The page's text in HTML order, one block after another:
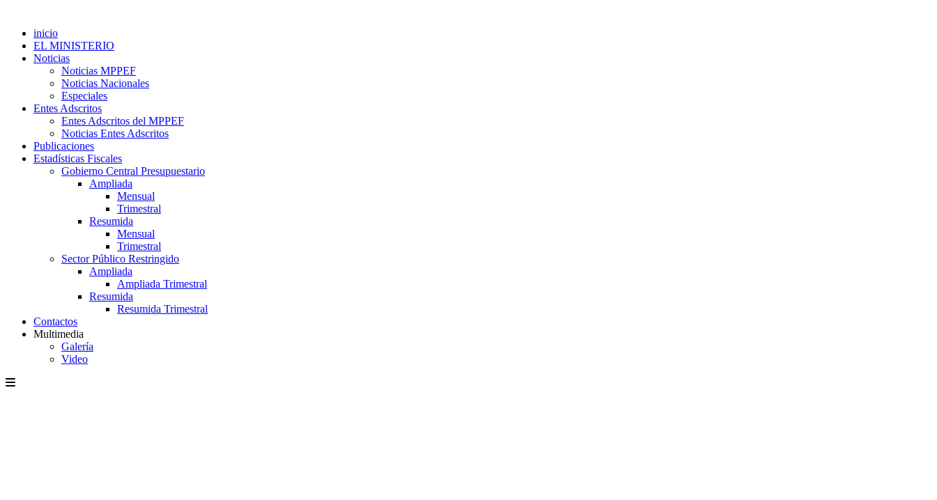
inicio
EL MINISTERIO
Noticias
Noticias MPPEF
Noticias Nacionales
Especiales
Entes Adscritos
Entes Adscritos del MPPEF
Noticias Entes Adscritos
Publicaciones
Estadísticas Fiscales
Gobierno Central Presupuestario
Ampliada
Mensual
Trimestral
Resumida
Mensual
Trimestral
Sector Público Restringido
Ampliada
Ampliada Trimestral
Resumida
Resumida Trimestral
Contactos
Multimedia
Galería
Video